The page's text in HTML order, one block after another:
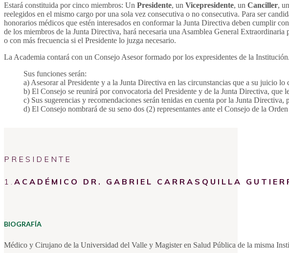
Estará constituida por cinco miembros: Un Presidente, un Vicepresidente, un Canciller, un
reelegidos en el mismo cargo por una sola vez consecutiva o no consecutiva. Para ser
honorarios médicos que estén interesados en conformar la Junta Directiva deben cumplir
de los miembros de la Junta Directiva, hará necesaria una Asamblea General
o con más frecuencia si el Presidente lo juzga necesario.
La Academia contará con un Consejo Asesor formado por los expresidentes de la Institución.
Sus funciones serán:
a) Asesorar al Presidente y a la Junta Directiva en las circunstancias que a su juicio lo
b) El Consejo se reunirá por convocatoria del Presidente y de la Junta Directiva, que
c) Sus sugerencias y recomendaciones serán tenidas en cuenta por la Junta
d) El Consejo nombrará de su seno dos (2) representantes ante el Consejo de la
PRESIDENTE
1. ACADÉMICO DR. GABRIEL CARRASQUILLA
BIOGRAFÍA
Médico y Cirujano de la Universidad del Valle y Magister en Salud Pública de la misma